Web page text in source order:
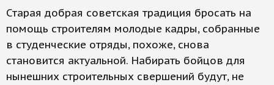
Старая добрая советская традиция бросать на
помощь строителям молодые кадры, собранные
в студенческие отряды, похоже, снова
становится актуальной. Набирать бойцов для
нынешних строительных свершений будут, не